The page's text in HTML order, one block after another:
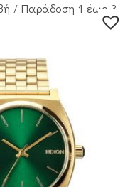
/ Παράδoση 1 έως 3